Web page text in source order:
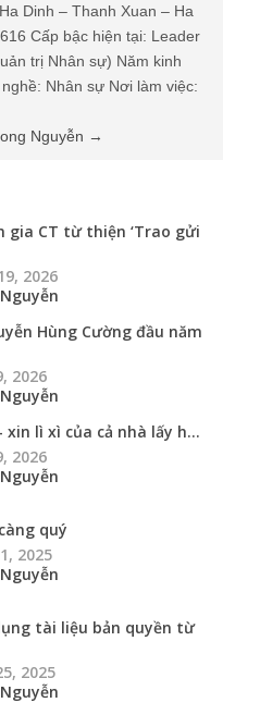
Dinh – Thanh Xuan – Ha
Cấp bậc hiện tại: Leader
trị Nhân sự) Năm kinh
Nhân sự Nơi làm việc:
Nguyễn →
gia CT từ thiện ‘Trao gửi
2026
Hùng Cường đầu năm
2026
xin lì xì của cả nhà lấy h...
2026
quý
2025
tài liệu bản quyền từ
2025